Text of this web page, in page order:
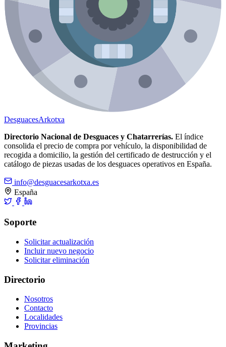
DesguacesArkotxa
Directorio Nacional de Desguaces y Chatarrerías. El índice
consolida el precio de compra por vehículo, la disponibilidad de
recogida a domicilio, la gestión del certificado de destrucción y el
catálogo de piezas usadas de los desguaces operativos en España.
info@desguacesarkotxa.es
España
Soporte
Solicitar actualización
Incluir nuevo negocio
Solicitar eliminación
Directorio
Nosotros
Contacto
Localidades
Provincias